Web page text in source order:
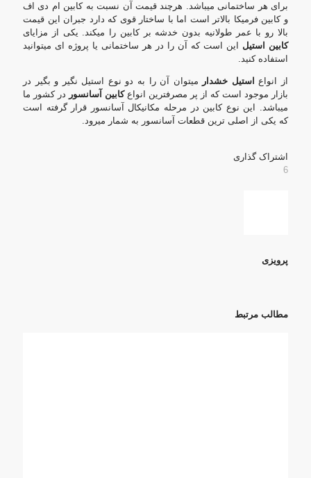
برای هر ساختمانی میباشد. هرچند قیمت آن نسبت به کابین ام دی اف
و کابین فرمیکا بالاتر است اما با ساختار قوی که دارد جبران این قیمت
بالا رو با عمر طولانیه بدون خدشه بر کابین را میکند. یکی از مزایای
کابین استیل این است که آن را در هر ساختمانی یا پروژه ای میتوانید
استفاده کنید.
از انواع استیل خشدار میتوان آن را به دو نوع استیل نگیر و بگیر در
بازار موجود است که از پر مصرفترین انواعکابین آسانسور در کشور ما
میباشد. این نوع کابین در مرحله مکانیکال آسانسور قرار گرفته است
که یکی از اصلی ترین قطعات آسانسور به شمار میرود.
اشتراک گذاری
6
پرویزی
مطالب مرتبط